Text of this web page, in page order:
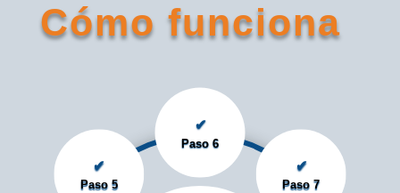
Cómo funciona
✔
Paso 5
✔
Paso 6
✔
Paso 7